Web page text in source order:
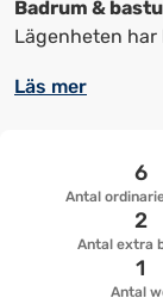
Badrum & bastu
Lägenheten har
Läs mer
Antal
6
Antal extra
2
Antal
1